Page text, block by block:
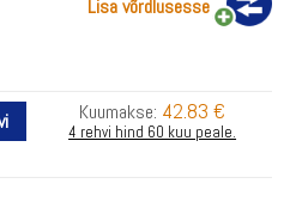
Lisa võrdlusesse
Kuumakse: 42.83 €
4 rehvi hind 60 kuu peale.